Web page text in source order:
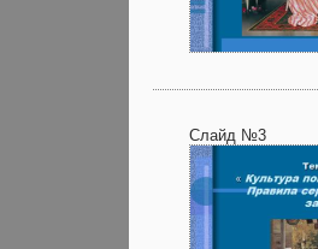
Слайд №3